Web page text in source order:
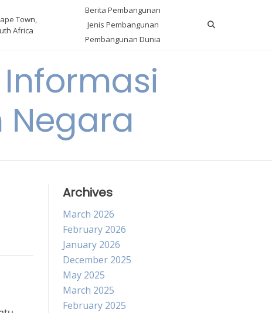
Town,
Africa
Berita Pembangunan
Jenis Pembangunan
Pembangunan Dunia
Informasi
Archives
March 2026
February 2026
January 2026
December 2025
May 2025
March 2025
February 2025